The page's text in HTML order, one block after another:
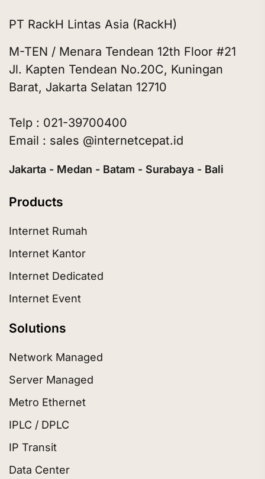
PT RackH Lintas Asia (RackH)
M-TEN / Menara Tendean 12th Floor #21
Jl. Kapten Tendean No.20C, Kuningan
Barat, Jakarta Selatan 12710
Telp : 021-39700400
Email : sales @internetcepat.id
Jakarta - Medan - Batam - Surabaya - Bali
Products
Internet Rumah
Internet Kantor
Internet Dedicated
Internet Event
Solutions
Network Managed
Server Managed
Metro Ethernet
IPLC / DPLC
IP Transit
Data Center